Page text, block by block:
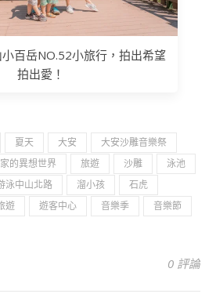
百岳NO.52小旅行，拍出希望
拍出愛！
夏天 大安
大安沙雕音樂祭
的異想世界 旅遊 沙雕
泳池
泳中山北路 溜小孩
石虎
遊 遊客中心 音樂季
音樂節
0 評論